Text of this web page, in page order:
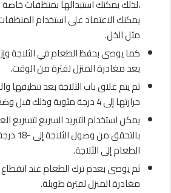
،لذلك يمكنك استبدالها بمنظفات خاصة
يمكنك الاعتماد على استخدام
مثل الخل.
كما يوصى بحفظ الطعام في الثلاجة
بعد مغادرة المنزل لفترة من الوقت.
ثم يتم غلاق باب الثلاجة بعد تنظيفها
حرارتها إلى 4 درجة مئوية وذلك قبل وضع الأطعمة فيها
يمكن استخدام التبريد السريع لتسريع
الطعام إلى الثلاجة.
ثم يوصى بعدم ترك الطعام عند انقطاع
مغادرة المنزل لفترة طويلة.